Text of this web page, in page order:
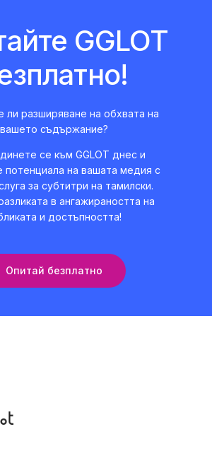
GGLOT
ли разширяване на обхвата на
вашето съдържание?
се към GGLOT днес и
потенциала на вашата медия с
за субтитри на тамилски.
в ангажираността на
и достъпността!
Опитай безплатно